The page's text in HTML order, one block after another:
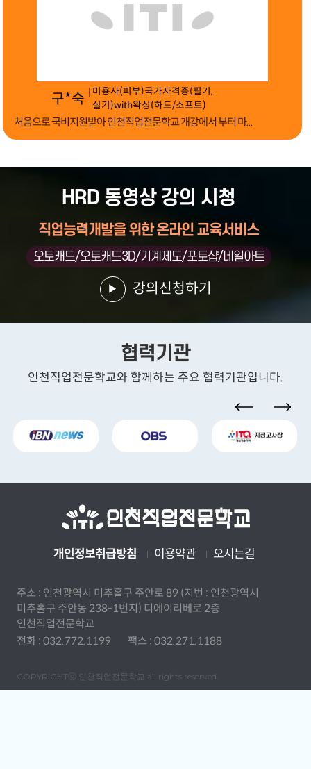
구*숙
미용사(피부)국가자격증(필기,
실기)with왁싱(하드/소프트)
처음으로 국비지원받아 인천직업전문학교 개강에서 부터 마...
HRD 동영상 강의 시청
직업능력개발을 위한 온라인 교육서비스
오토캐드/오토캐드3D/기계제도/포토샵/네일아트
강의신청하기
협력기관
인천직업전문학교와 함께하는 주요 협력기관입니다.
개인정보취급방침 이용약관 오시는길
주소 : 인천광역시 미추홀구 주안로 89 (지번 : 인천광역시
미추홀구 주안동 238-1번지) 디에이리베로 2층
인천직업전문학교
전화 :032.772.1199 팩스 :032.271.1188
COPYRIGHTⓒ 인천직업전문학교 all rights reserved.